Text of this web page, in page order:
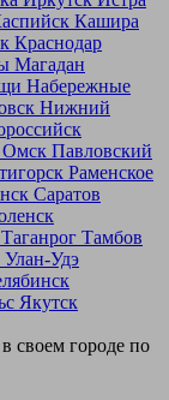
Кашира
Краснодар
Магадан
Набережные
Нижний
Омск Павловский
Раменское
Саратов
Таганрог Тамбов
Улан-Удэ
Якутск
своем городе по